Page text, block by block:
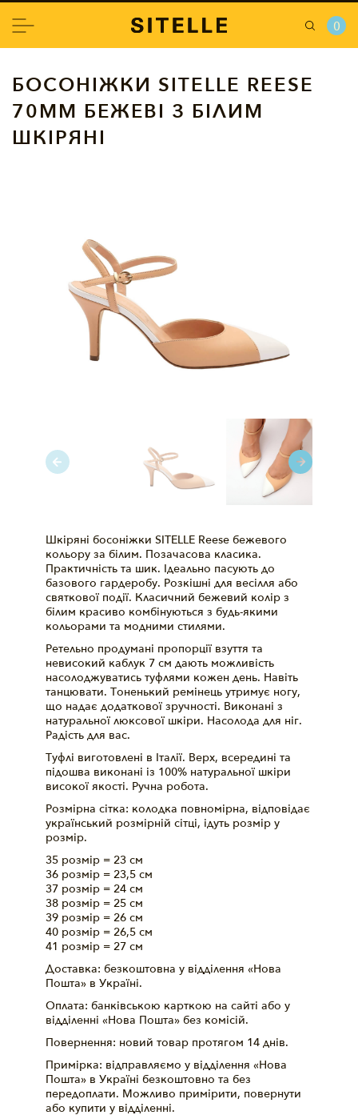
0
БОСОНІЖКИ SITELLE REESE
70ММ БЕЖЕВІ З БІЛИМ
ШКІРЯНІ
Шкіряні босоніжки SITELLE Reese бежевого
кольору за білим. Позачасова класика.
Практичність та шик. Ідеально пасують до
базового гардеробу. Розкішні для весілля або
святкової події. Класичний бежевий колір з
білим красиво комбінуються з будь-якими
кольорами та модними стилями.
Ретельно продумані пропорції взуття та
невисокий каблук 7 см дають можливість
насолоджуватись туфлями кожен день. Навіть
танцювати. Тоненький ремінець утримує ногу,
що надає додаткової зручності. Виконані з
натуральної люксової шкіри. Насолода для ніг.
Радість для вас.
Туфлі виготовлені в Італії. Верх, всередині та
підошва виконані із 100% натуральної шкіри
високої якості. Ручна робота.
Розмірна сітка: колодка повномірна, відповідає
український розмірній сітці, ідуть розмір у
розмір.
35 розмір = 23 см
36 розмір = 23,5 см
37 розмір = 24 см
38 розмір = 25 см
39 розмір = 26 см
40 розмір = 26,5 см
41 розмір = 27 см
Доставка: безкоштовна у відділення «Нова
Пошта» в Україні.
Оплата: банківською карткою на сайті або у
відділенні «Нова Пошта» без комісій.
Повернення: новий товар протягом 14 днів.
Примірка: відправляємо у відділення «Нова
Пошта» в Україні безкоштовно та без
передоплати. Можливо примірити, повернути
або купити у відділенні.